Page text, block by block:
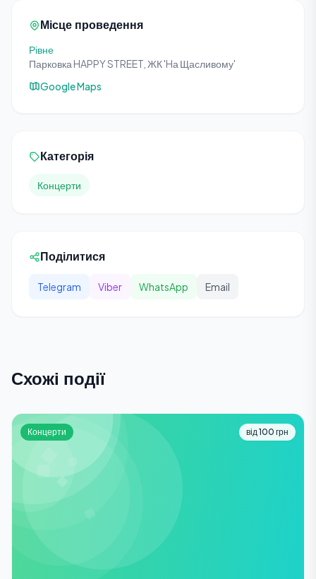
Місце проведення
Рівне
Парковка HAPPY STREET, ЖК 'Hа Щасливому'
Google Maps
Категорія
Концерти
Поділитися
Telegram Viber WhatsApp Email
Схожі події
Концерти від 100 грн